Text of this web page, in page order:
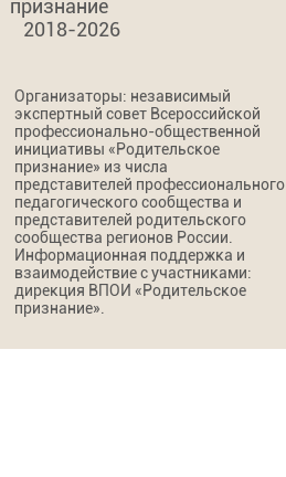
признание
2018-2026
Организаторы: независимый
экспертный совет Всероссийской
профессионально-общественной
инициативы «Родительское
признание» из числа
представителей профессионального
педагогического сообщества и
представителей родительского
сообщества регионов России.
Информационная поддержка и
взаимодействие с участниками:
дирекция ВПОИ «Родительское
признание».